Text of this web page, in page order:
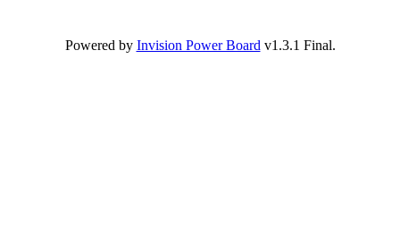
Powered by Invision Power Board v1.3.1 Final.